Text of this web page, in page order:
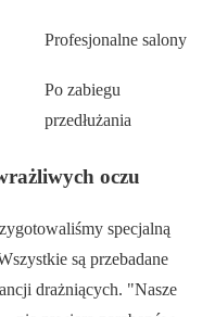
Profesjonalne salony
Po zabiegu
przedłużania
oczu
specjalną
są przebadane
drażniących.
Nasze